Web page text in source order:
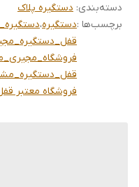
دسته‌بندی: دستگیره پلاک
برچسب‌ها :دستگیره،
فروشگاه معتبر